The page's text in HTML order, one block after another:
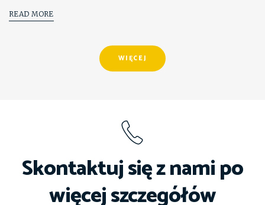
READ MORE
WIĘCEJ
Skontaktuj się z nami po
więcej szczegółów